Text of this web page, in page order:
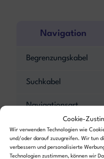
Cookie-
Wir verwenden Technologien wie
und/oder darauf zuzugreifen. Wir tun
verbessern und personalisierte
Technologien zustimmen, können wir
Navigation
Begrenzungskabel
Suchkabel
Navigationsart
Kantenmodus
Hinderniserkennung